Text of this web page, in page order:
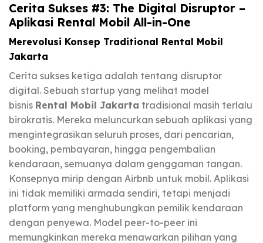
Cerita Sukses #3: The Digital Disruptor –
Aplikasi Rental Mobil All-in-One
Merevolusi Konsep Traditional Rental Mobil
Jakarta
Cerita sukses ketiga adalah tentang disruptor
digital. Sebuah startup yang melihat model
bisnis Rental Mobil Jakarta tradisional masih terlalu
birokratis. Mereka meluncurkan sebuah aplikasi yang
mengintegrasikan seluruh proses, dari pencarian,
booking, pembayaran, hingga pengembalian
kendaraan, semuanya dalam genggaman tangan.
Konsepnya mirip dengan Airbnb untuk mobil. Aplikasi
ini tidak memiliki armada sendiri, tetapi menjadi
platform yang menghubungkan pemilik kendaraan
dengan penyewa. Model peer-to-peer ini
memungkinkan mereka menawarkan pilihan yang